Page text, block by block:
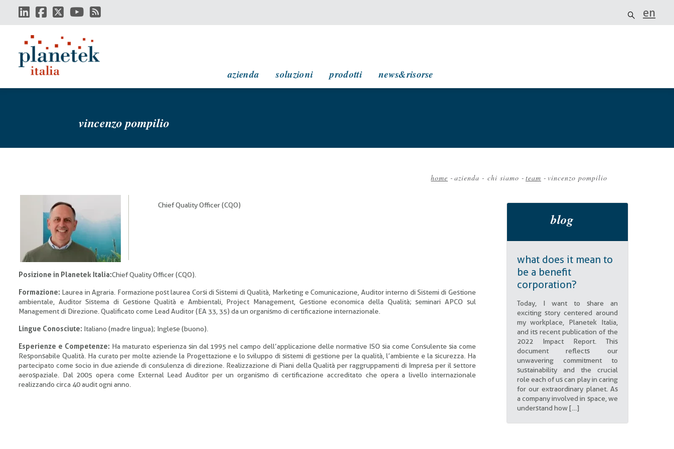
contenuto
en
azienda soluzioni prodotti news&risorse
vincenzo pompilio
home - azienda - chi siamo - team - vincenzo pompilio
Chief Quality Officer (CQO)
Posizione in Planetek Italia:Chief Quality Officer (CQO).
Formazione: Laurea in Agraria. Formazione post laurea Corsi di Sistemi di Qualità, Marketing e Comunicazione, Auditor interno di Sistemi di Gestione
ambientale, Auditor Sistema di Gestione Qualità e Ambientali, Project Management, Gestione economica della Qualità; seminari APCO sul
Management di Direzione. Qualificato come Lead Auditor (EA 33, 35) da un organismo di certificazione internazionale.
Lingue Conosciute: Italiano (madre lingua); Inglese (buono).
Esperienze e Competenze: Ha maturato esperienza sin dal 1995 nel campo dell’applicazione delle normative ISO sia come Consulente sia come
Responsabile Qualità. Ha curato per molte aziende la Progettazione e lo sviluppo di sistemi di gestione per la qualità, l’ambiente e la sicurezza. Ha
partecipato come socio in due aziende di consulenza di direzione. Realizzazione di Piani della Qualità per raggruppamenti di Impresa per il settore
aerospaziale. Dal 2005 opera come External Lead Auditor per un organismo di certificazione accreditato che opera a livello internazionale
realizzando circa 40 audit ogni anno.
what does it mean to
be a benefit
corporation?
Today, I want to share an
exciting story centered around
my workplace, Planetek Italia,
and its recent publication of the
2022 Impact Report. This
document reflects our
unwavering commitment to
sustainability and the crucial
role each of us can play in caring
for our extraordinary planet. As
a company involved in space, we
understand how […]